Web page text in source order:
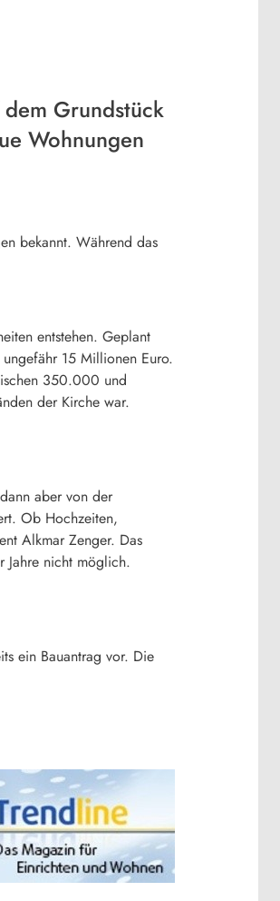
Grundstück
Wohnungen
bekannt. Während das
entstehen. Geplant
15 Millionen Euro.
350.000 und
der Kirche war.
aber von der
Ob Hochzeiten,
Alkmar Zenger. Das
Jahre nicht möglich.
ein Bauantrag vor. Die